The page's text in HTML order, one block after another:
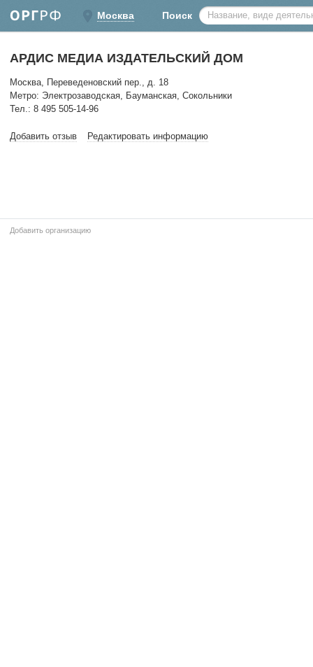
Москва Поиск
АРДИС МЕДИА ИЗДАТЕЛЬСКИЙ ДОМ
Москва, Переведеновский пер., д. 18
Метро: Электрозаводская, Бауманская, Сокольники
Тел.: 8 495 505-14-96
Добавить отзыв Редактировать информацию
Добавить организацию